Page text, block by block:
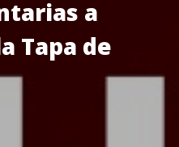
a
Tapa de